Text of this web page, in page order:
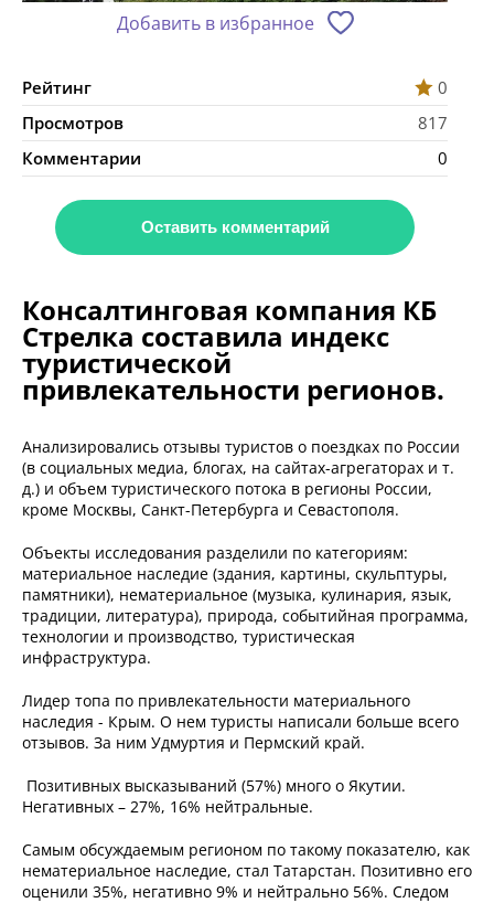
Добавить в избранное
Рейтинг
0
Просмотров
817
Комментарии
0
Оставить комментарий
Консалтинговая компания КБ
Стрелка составила индекс
туристической
привлекательности регионов.
Анализировались отзывы туристов о поездках по России
(в социальных медиа, блогах, на сайтах-агрегаторах и т.
д.) и объем туристического потока в регионы России,
кроме Москвы, Санкт-Петербурга и Севастополя.
Объекты исследования разделили по категориям:
материальное наследие (здания, картины, скульптуры,
памятники), нематериальное (музыка, кулинария, язык,
традиции, литература), природа, событийная программа,
технологии и производство, туристическая
инфраструктура.
Лидер топа по привлекательности материального
наследия - Крым. О нем туристы написали больше всего
отзывов. За ним Удмуртия и Пермский край.
Позитивных высказываний (57%) много о Якутии.
Негативных – 27%, 16% нейтральные.
Самым обсуждаемым регионом по такому показателю, как
нематериальное наследие, стал Татарстан. Позитивно его
оценили 35%, негативно 9% и нейтрально 56%. Следом